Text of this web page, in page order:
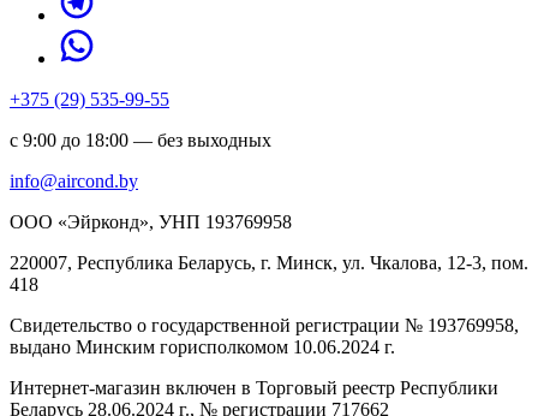
+375 (29) 535-99-55
с 9:00 до 18:00 — без выходных
info@aircond.by
ООО «Эйрконд», УНП 193769958
220007, Республика Беларусь, г. Минск, ул. Чкалова, 12-3, пом.
418
Cвидетельство о государственной регистрации № 193769958,
выдано Минским горисполкомом 10.06.2024 г.
Интернет-магазин включен в Торговый реестр Республики
Беларусь 28.06.2024 г., № регистрации 717662